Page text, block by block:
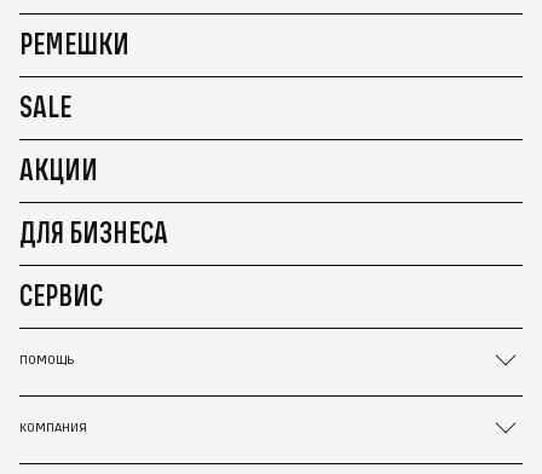
РЕМЕШКИ
SALE
АКЦИИ
ДЛЯ БИЗНЕСА
СЕРВИС
ПОМОЩЬ
КОМПАНИЯ